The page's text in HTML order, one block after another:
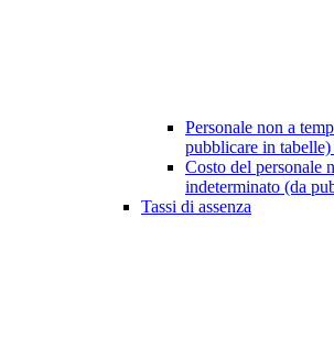
Personale non a
pubblicare in tabelle)
Costo del personale
indeterminato (da
Tassi di assenza